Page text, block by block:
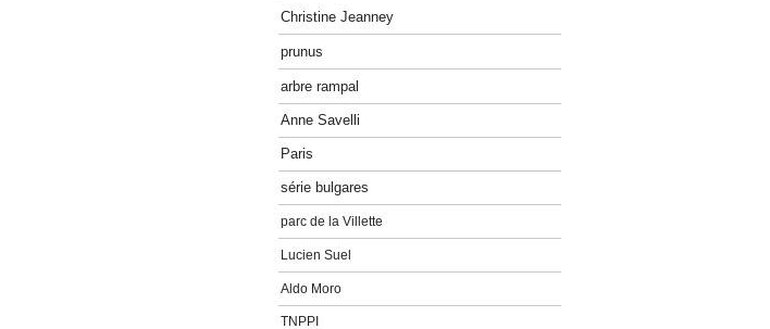
Christine Jeanney
prunus
arbre rampal
Anne Savelli
Paris
série bulgares
parc de la Villette
Lucien Suel
Aldo Moro
TNPPI